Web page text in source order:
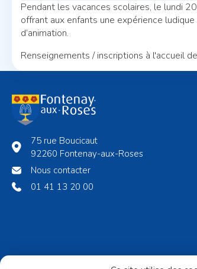
Pendant les vacances scolaires, le lundi
offrant aux enfants une expérience
d’animation.
Renseignements / inscriptions à l'accueil
75 rue Boucicaut
92260 Fontenay-aux-Roses
Nous contacter
01 41 13 20 00